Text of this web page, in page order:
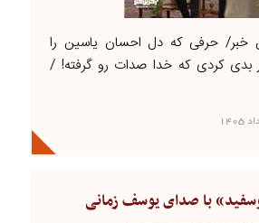
خبر/ حرفی که دل احسان یاسین را
بدی کردی که خدا صدات رو گرفته! /
با صدای یوسف زمانی